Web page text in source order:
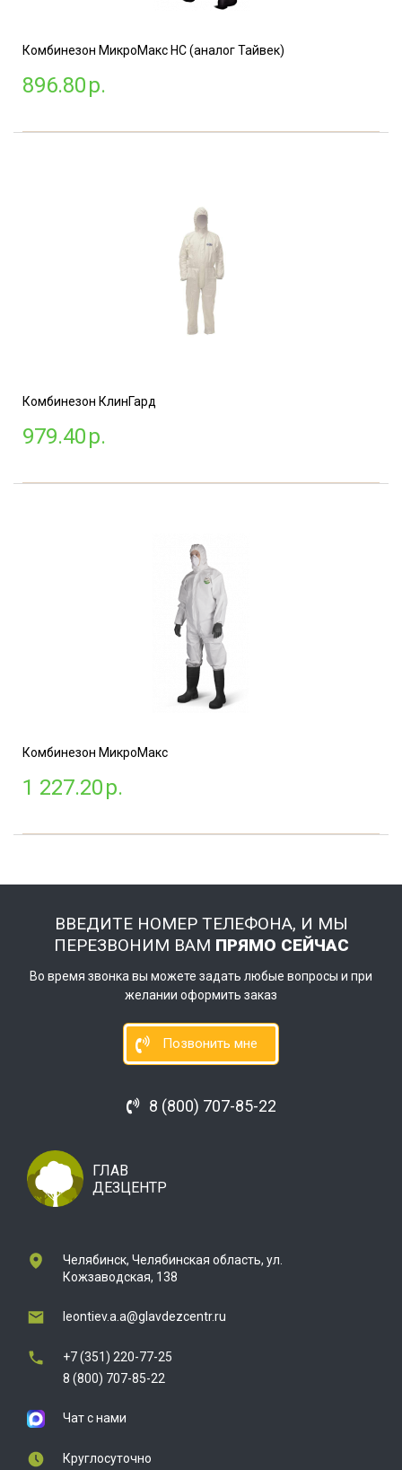
Комбинезон МикроМакс НС (аналог Тайвек)
896.80р.
Комбинезон КлинГард
979.40р.
Комбинезон МикроМакс
1 227.20р.
ВВЕДИТЕ НОМЕР ТЕЛЕФОНА, И МЫ
ПЕРЕЗВОНИМ ВАМ ПРЯМО СЕЙЧАС
Во время звонка вы можете задать любые вопросы и при
желании оформить заказ
Позвонить мне
8 (800) 707-85-22
ГЛАВ
ДЕЗЦЕНТР
Челябинск, Челябинская область, ул.
Кожзаводская, 138
leontiev.a.a@glavdezcentr.ru
+7 (351) 220-77-25
8 (800) 707-85-22
Чат с нами
Круглосуточно